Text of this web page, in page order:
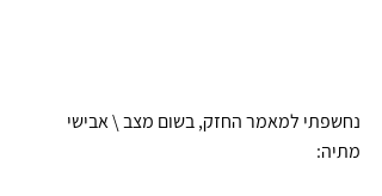
נחשפתי למאמר החזק, בשום מצב \ אבישי
מתיה: